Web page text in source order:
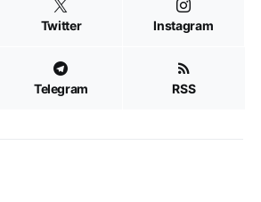
Twitter Instagram
Telegram RSS